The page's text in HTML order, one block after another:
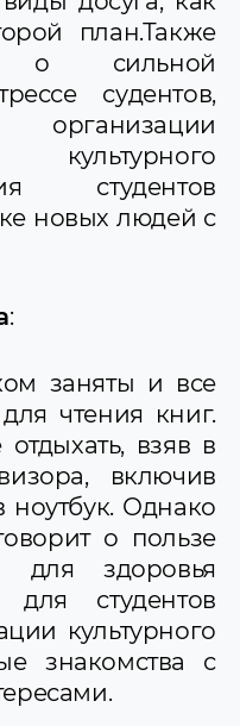
план.Также
о сильной
судентов,
студентов
новых людей с
:
заняты и все
чтения книг.
взяв в
включив
Однако
о пользе
для здоровья
студентов
культурного
знакомства с